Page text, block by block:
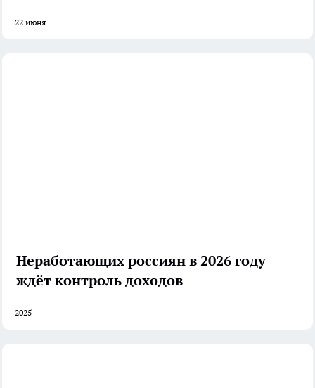
22 июня
Неработающих россиян в 2026 году
ждёт контроль доходов
2025